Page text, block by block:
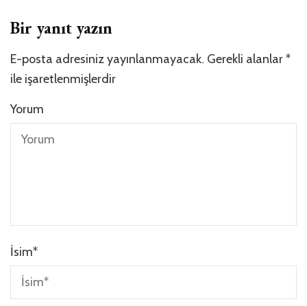
Bir yanıt yazın
E-posta adresiniz yayınlanmayacak. Gerekli alanlar*
ile işaretlenmişlerdir
Yorum
İsim*